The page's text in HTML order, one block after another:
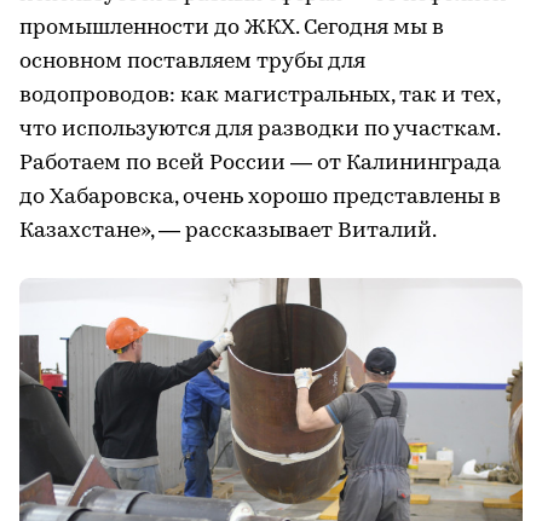
промышленности до ЖКХ. Сегодня мы в
основном поставляем трубы для
водопроводов: как магистральных, так и тех,
что используются для разводки по участкам.
Работаем по всей России — от Калининграда
до Хабаровска, очень хорошо представлены в
Казахстане», — рассказывает Виталий.